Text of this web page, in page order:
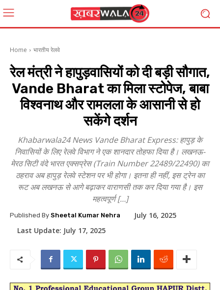
Home भारतीय रेलवे
रेल मंत्री ने हापुड़वासियों को दी बड़ी सौगात,
Vande Bharat का मिला स्टोपेज, बाबा
विश्वनाथ और रामलला के आसानी से हो
सकेंगे दर्शन
Khabarwala24 News Vande Bharat Express: हापुड़ के
निवासियों के लिए रेलवे विभाग ने एक शानदार तोहफा दिया है। लखनऊ-
मेरठ सिटी वंदे भारत एक्सप्रेस (Train Number 22489/22490) का
ठहराव अब हापुड़ रेलवे स्टेशन पर भी होगा। इतना ही नहीं, इस ट्रेन का
रूट अब लखनऊ से आगे बढ़ाकर वाराणसी तक कर दिया गया है। इस
महत्वपूर्ण […]
Published By Sheetal Kumar Nehra
July 16, 2025
Last Update: July 17, 2025